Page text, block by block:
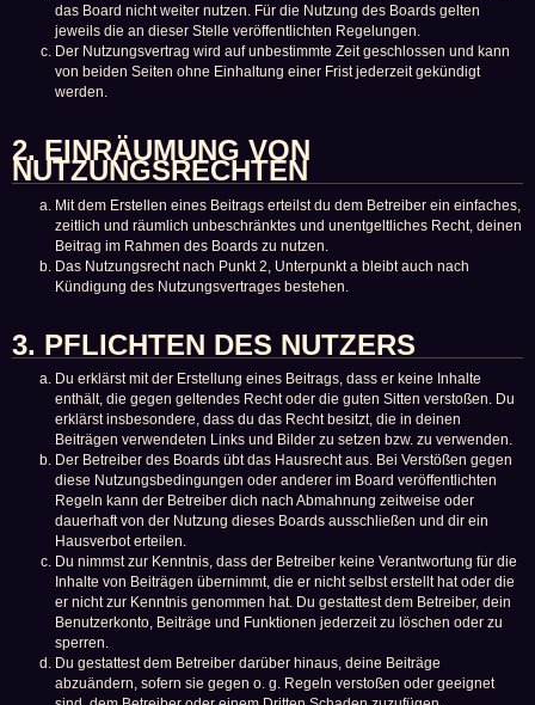
das Board nicht weiter nutzen. Für die Nutzung des Boards gelten
jeweils die an dieser Stelle veröffentlichten Regelungen.
Der Nutzungsvertrag wird auf unbestimmte Zeit geschlossen und kann
von beiden Seiten ohne Einhaltung einer Frist jederzeit gekündigt
werden.
2. EINRÄUMUNG VON
NUTZUNGSRECHTEN
Mit dem Erstellen eines Beitrags erteilst du dem Betreiber ein einfaches,
zeitlich und räumlich unbeschränktes und unentgeltliches Recht, deinen
Beitrag im Rahmen des Boards zu nutzen.
Das Nutzungsrecht nach Punkt 2, Unterpunkt a bleibt auch nach
Kündigung des Nutzungsvertrages bestehen.
3. PFLICHTEN DES NUTZERS
Du erklärst mit der Erstellung eines Beitrags, dass er keine Inhalte
enthält, die gegen geltendes Recht oder die guten Sitten verstoßen. Du
erklärst insbesondere, dass du das Recht besitzt, die in deinen
Beiträgen verwendeten Links und Bilder zu setzen bzw. zu verwenden.
Der Betreiber des Boards übt das Hausrecht aus. Bei Verstößen gegen
diese Nutzungsbedingungen oder anderer im Board veröffentlichten
Regeln kann der Betreiber dich nach Abmahnung zeitweise oder
dauerhaft von der Nutzung dieses Boards ausschließen und dir ein
Hausverbot erteilen.
Du nimmst zur Kenntnis, dass der Betreiber keine Verantwortung für die
Inhalte von Beiträgen übernimmt, die er nicht selbst erstellt hat oder die
er nicht zur Kenntnis genommen hat. Du gestattest dem Betreiber, dein
Benutzerkonto, Beiträge und Funktionen jederzeit zu löschen oder zu
sperren.
Du gestattest dem Betreiber darüber hinaus, deine Beiträge
abzuändern, sofern sie gegen o. g. Regeln verstoßen oder geeignet